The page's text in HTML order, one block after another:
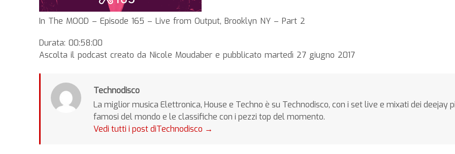
In The MOOD – Episode 165 – Live from Output, Brooklyn NY – Part 2
Durata: 00:58:00
Ascolta il podcast creato da Nicole Moudaber e pubblicato martedì 27 giugno 2017
Technodisco
La miglior musica Elettronica, House e Techno è su Technodisco, con i set live e mixati dei deejay
famosi del mondo e le classifiche con i pezzi top del momento.
Vedi tutti i post diTechnodisco →